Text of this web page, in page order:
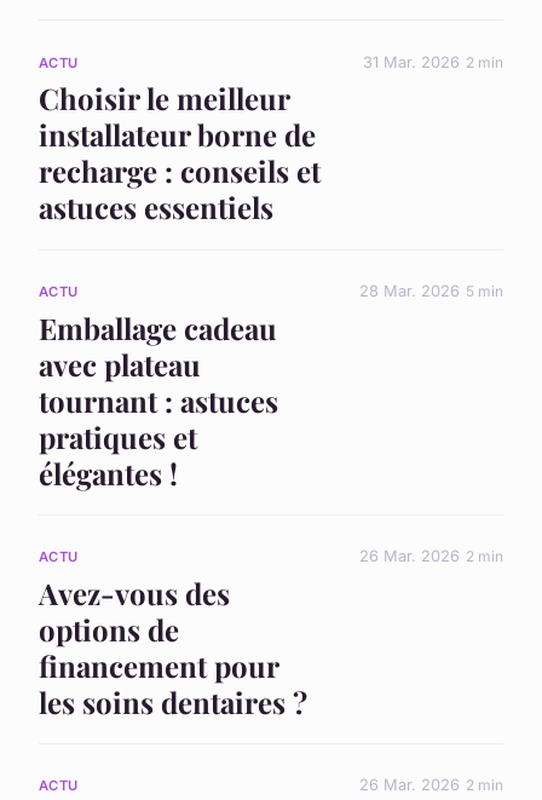
ACTU
Choisir le meilleur
installateur borne de
recharge : conseils et
astuces essentiels
31 Mar. 2026 2 min
ACTU
Emballage cadeau
avec plateau
tournant : astuces
pratiques et
élégantes !
28 Mar. 2026 5 min
ACTU
Avez-vous des
options de
financement pour
les soins dentaires ?
26 Mar. 2026 2 min
ACTU 26 Mar. 2026 2 min